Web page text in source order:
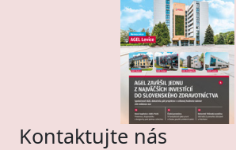
Kontaktujte nás